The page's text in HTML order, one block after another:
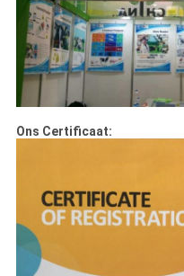
Ons Certificaat: